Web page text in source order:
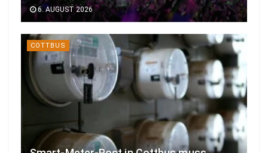
6. AUGUST 2026
COTTBUS